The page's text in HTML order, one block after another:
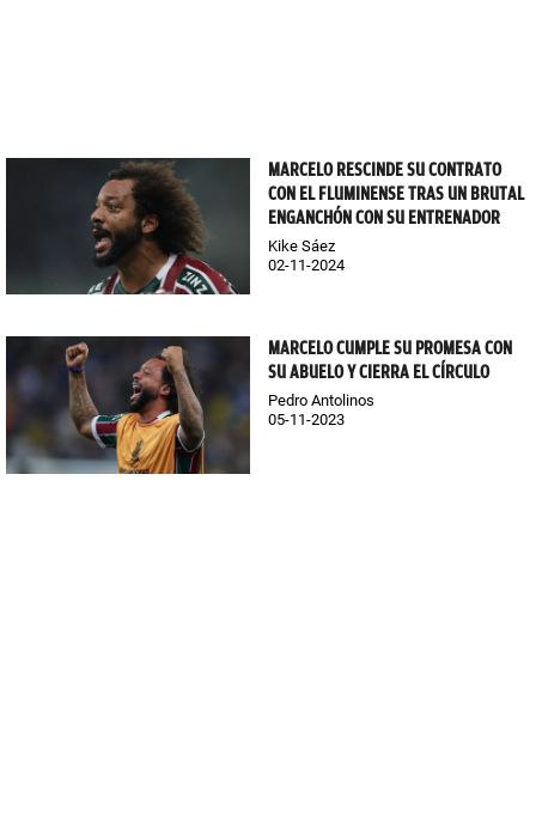
MARCELO RESCINDE SU CONTRATO
CON EL FLUMINENSE TRAS UN BRUTAL
ENGANCHÓN CON SU ENTRENADOR
Kike Sáez
02-11-2024
MARCELO CUMPLE SU PROMESA CON
SU ABUELO Y CIERRA EL CÍRCULO
Pedro Antolinos
05-11-2023